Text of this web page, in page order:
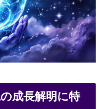
成長解明に特